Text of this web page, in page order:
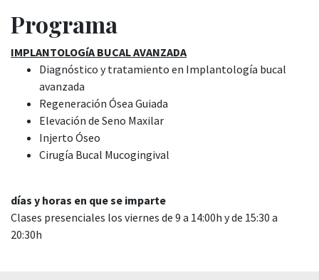
Programa
IMPLANTOLOGíA BUCAL AVANZADA
Diagnóstico y tratamiento en Implantología bucal
avanzada
Regeneración Ósea Guiada
Elevación de Seno Maxilar
Injerto Óseo
Cirugía Bucal Mucogingival
días y horas en que se imparte
Clases presenciales los viernes de 9 a 14:00h y de 15:30 a
20:30h